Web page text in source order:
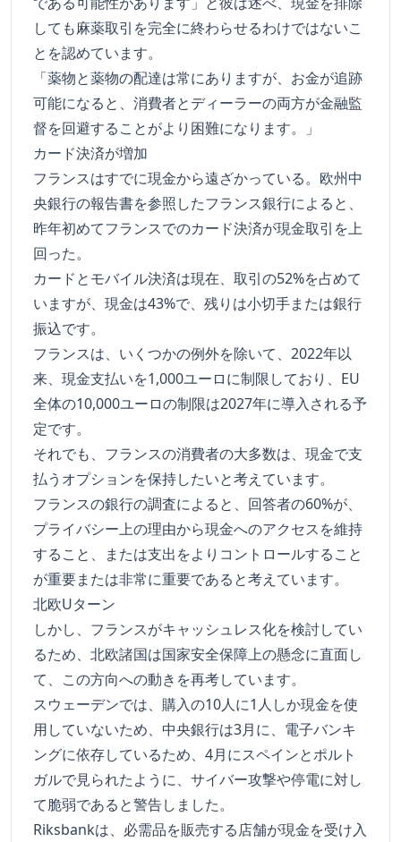
しても麻薬取引を完全に終わらせるわけではないこ
とを認めています。
「薬物と薬物の配達は常にありますが、お金が追跡
可能になると、消費者とディーラーの両方が金融監
督を回避することがより困難になります。」
カード決済が増加
フランスはすでに現金から遠ざかっている。欧州中
央銀行の報告書を参照したフランス銀行によると、
昨年初めてフランスでのカード決済が現金取引を上
回った。
カードとモバイル決済は現在、取引の52%を占めて
いますが、現金は43%で、残りは小切手または銀行
振込です。
フランスは、いくつかの例外を除いて、2022年以
来、現金支払いを1,000ユーロに制限しており、EU
全体の10,000ユーロの制限は2027年に導入される予
定です。
それでも、フランスの消費者の大多数は、現金で支
払うオプションを保持したいと考えています。
フランスの銀行の調査によると、回答者の60%が、
プライバシー上の理由から現金へのアクセスを維持
すること、または支出をよりコントロールすること
が重要または非常に重要であると考えています。
北欧Uターン
しかし、フランスがキャッシュレス化を検討してい
るため、北欧諸国は国家安全保障上の懸念に直面し
て、この方向への動きを再考しています。
スウェーデンでは、購入の10人に1人しか現金を使
用していないため、中央銀行は3月に、電子バンキ
ングに依存しているため、4月にスペインとポルト
ガルで見られたように、サイバー攻撃や停電に対し
て脆弱であると警告しました。
Riksbankは、必需品を販売する店舗が現金を受け入